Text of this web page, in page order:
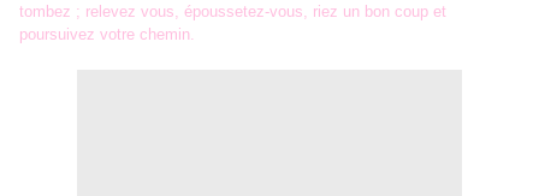
tombez ; relevez vous, époussetez-vous, riez un bon coup et
poursuivez votre chemin.